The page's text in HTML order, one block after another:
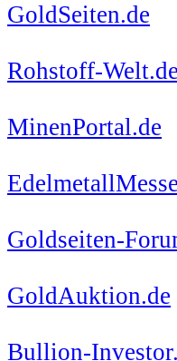
GoldSeiten.de
Rohstoff-Welt.de
MinenPortal.de
Goldseiten-
GoldAuktion.de
Bullion-